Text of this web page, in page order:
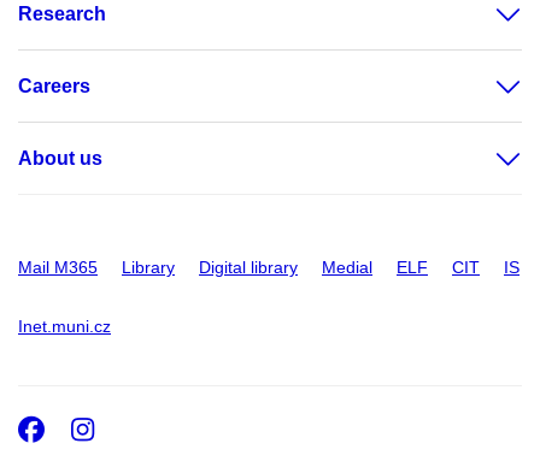
Research
Careers
About us
Mail M365 Library Digital library Medial ELF CIT IS
Inet.muni.cz
Facebook
Instagram